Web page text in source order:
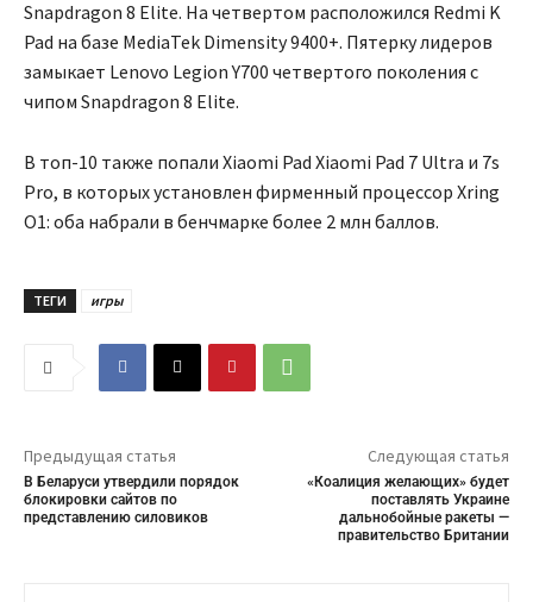
Snapdragon 8 Elite. На четвертом расположился Redmi K
Pad на базе MediaTek Dimensity 9400+. Пятерку лидеров
замыкает Lenovo Legion Y700 четвертого поколения с
чипом Snapdragon 8 Elite.
В топ-10 также попали Xiaomi Pad Xiaomi Pad 7 Ultra и 7s
Pro, в которых установлен фирменный процессор Xring
O1: оба набрали в бенчмарке более 2 млн баллов.
ТЕГИ игры
Предыдущая статья
В Беларуси утвердили порядок
блокировки сайтов по
представлению силовиков
Следующая статья
«Коалиция желающих» будет
поставлять Украине
дальнобойные ракеты —
правительство Британии